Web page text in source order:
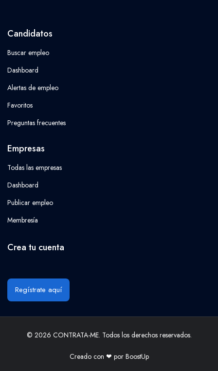
Candidatos
Buscar empleo
Dashboard
Alertas de empleo
Favoritos
Preguntas frecuentes
Empresas
Todas las empresas
Dashboard
Publicar empleo
Membresía
Crea tu cuenta
Regístrate aquí
© 2026 CONTRATA-ME. Todos los derechos reservados.
Creado con ❤ por BoostUp